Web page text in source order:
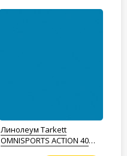
Линолеум Tarkett
OMNISPORTS ACTION 40